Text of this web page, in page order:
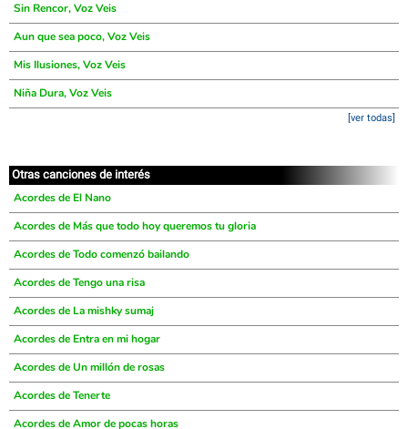
Sin Rencor, Voz Veis
Aun que sea poco, Voz Veis
Mis Ilusiones, Voz Veis
Niña Dura, Voz Veis
[ver todas]
Otras canciones de interés
Acordes de El Nano
Acordes de Más que todo hoy queremos tu gloria
Acordes de Todo comenzó bailando
Acordes de Tengo una risa
Acordes de La mishky sumaj
Acordes de Entra en mi hogar
Acordes de Un millón de rosas
Acordes de Tenerte
Acordes de Amor de pocas horas